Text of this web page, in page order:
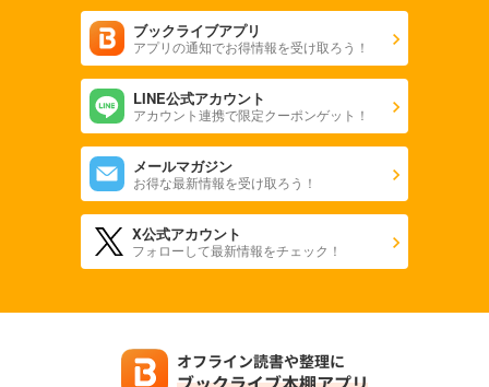
ブックライブアプリ
アプリの通知でお得情報を受け取ろう！
LINE公式アカウント
アカウント連携で限定クーポンゲット！
メールマガジン
お得な最新情報を受け取ろう！
X公式アカウント
フォローして最新情報をチェック！